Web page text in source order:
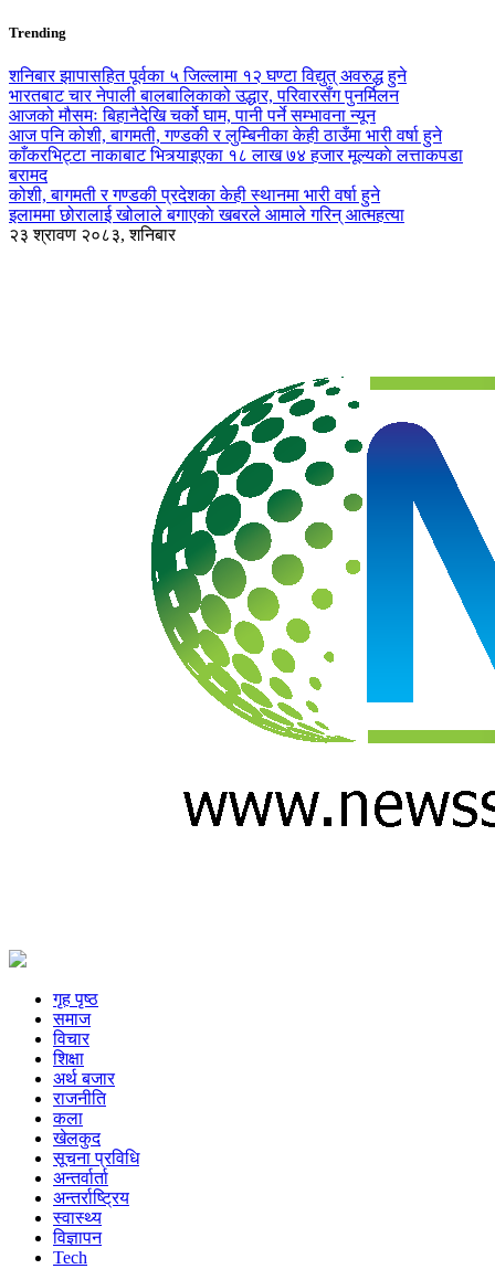
Trending
शनिबार झापासहित पूर्वका ५ जिल्लामा १२ घण्टा विद्युत् अवरुद्ध हुने
भारतबाट चार नेपाली बालबालिकाको उद्धार, परिवारसँग पुनर्मिलन
आजको मौसमः बिहानैदेखि चर्को घाम, पानी पर्ने सम्भावना न्यून
आज पनि कोशी, बागमती, गण्डकी र लुम्बिनीका केही ठाउँमा भारी वर्षा हुने
काँकरभिट्टा नाकाबाट भित्र्याइएका १८ लाख ७४ हजार मूल्यकाे लत्ताकपडा
बरामद
कोशी, बागमती र गण्डकी प्रदेशका केही स्थानमा भारी वर्षा हुने
इलाममा छोरालाई खोलाले बगाएकाे खबरले आमाले गरिन् आत्महत्या
२३ श्रावण २०८३, शनिबार
गृह पृष्ठ
समाज
विचार
शिक्षा
अर्थ बजार
राजनीति
कला
खेलकुद
सूचना प्रविधि
अन्तर्वार्ता
अन्तर्राष्ट्रिय
स्वास्थ्य
विज्ञापन
Tech